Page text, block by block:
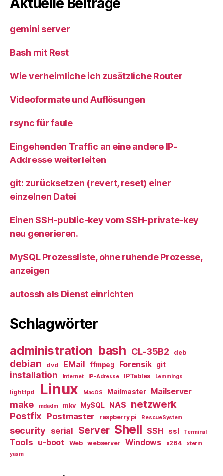
Aktuelle Beiträge
gemini server
Bash mit Rest
Wie verheimliche ich zusätzliche Router
Videoformate und Auflösungen
rsync für faule
Eingehenden Traffic an eine andere IP-
Addresse weiterleiten
git: zurücksetzen (revert, reset) einer
einzelnen Datei
Einen SSH-public-key vom SSH-private-key
neu generieren.
MySQL Prozessliste, ohne ruhende Prozesse,
anzeigen
autossh als Dienst einrichten
Schlagwörter
administration bash CL-35B2 deb
debian dvd EMail ffmpeg Forensik git
installation Internet IP-Adresse IPTables Lemmings
lighttpd Linux MacOS Mailmaster Mailserver
make mdadm mkv MySQL NAS netzwerk
Postfix Postmaster raspberry pi RescueSystem
security serial Server Shell SSH ssl Terminal
Tools u-boot Web webserver Windows x264
xterm
yasm